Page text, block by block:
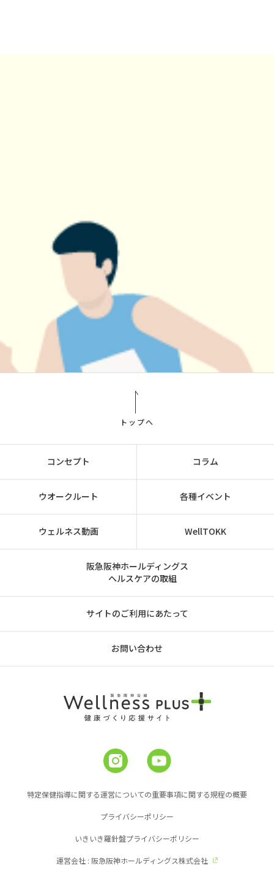
トップへ
コンセプト コラム
ウオークルート 各種イベント
ウェルネス動画 WellTOKK
阪急阪神ホールディングス
ヘルスケアの取組
サイトのご利用にあたって
お問い合わせ
特定保健指導に関する運営についての重要事項に関する規程の概要
プライバシーポリシー
いきいき羅針盤プライバシーポリシー
運営会社 : 阪急阪神ホールディングス株式会社